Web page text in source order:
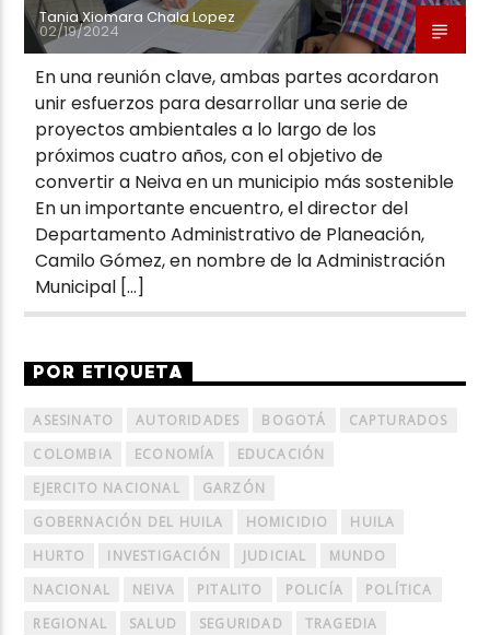
Tania Xiomara Chala Lopez
02/19/2024
En una reunión clave, ambas partes acordaron
unir esfuerzos para desarrollar una serie de
proyectos ambientales a lo largo de los
próximos cuatro años, con el objetivo de
convertir a Neiva en un municipio más sostenible
En un importante encuentro, el director del
Departamento Administrativo de Planeación,
Camilo Gómez, en nombre de la Administración
Municipal […]
POR ETIQUETA
ASESINATO AUTORIDADES BOGOTÁ
CAPTURADOS
COLOMBIA
ECONOMÍA
EDUCACIÓN
EJERCITO NACIONAL
GARZÓN
GOBERNACIÓN DEL HUILA
HOMICIDIO
HUILA
HURTO
INVESTIGACIÓN JUDICIAL
MUNDO
NACIONAL
NEIVA PITALITO POLICÍA
POLÍTICA
REGIONAL
SALUD SEGURIDAD
TRAGEDIA